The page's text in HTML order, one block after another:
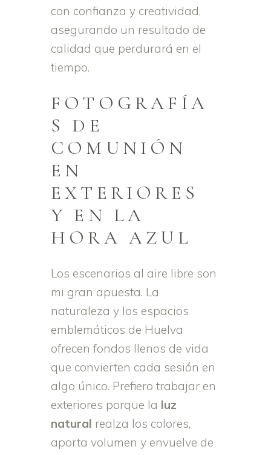
con confianza y creatividad,
asegurando un resultado de
calidad que perdurará en el
tiempo.
FOTOGRAFÍA
S DE
COMUNIÓN
EN
EXTERIORES
Y EN LA
HORA AZUL
Los escenarios al aire libre son
mi gran apuesta. La
naturaleza y los espacios
emblemáticos de Huelva
ofrecen fondos llenos de vida
que convierten cada sesión en
algo único. Prefiero trabajar en
exteriores porque la luz
natural realza los colores,
aporta volumen y envuelve de